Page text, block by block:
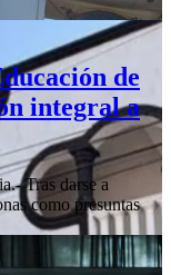
de
integral a
Tras darse a
como presuntas